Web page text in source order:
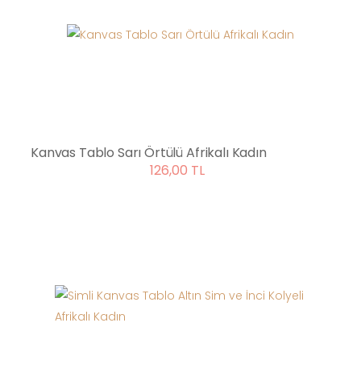
Kanvas Tablo Sarı Örtülü Afrikalı Kadın
126,00 TL